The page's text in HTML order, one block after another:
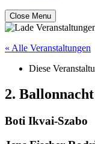
Close Menu
« Alle Veranstaltungen
Diese
2.
Boti Ikvai-Szabo